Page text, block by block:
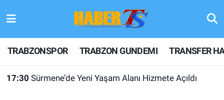
TRABZONSPOR TRABZON GUNDEMI TRANSFER
17:30 Sürmene’de Yeni Yaşam Alanı Hizmete Açıldı
TRABZONSPOR
TRABZON GUNDEMI
Hava Durumu
Trafik Durumu